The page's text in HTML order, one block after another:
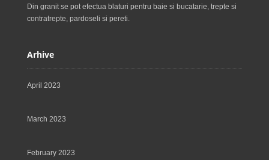
Din granit se pot efectua blaturi pentru baie si bucatarie, trepte si
contratrepte, pardoseli si pereti.
Arhive
April 2023
March 2023
February 2023